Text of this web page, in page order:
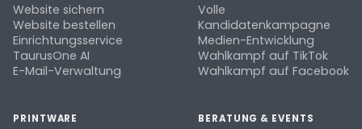
Website sichern
Website bestellen
Einrichtungsservice
TaurusOne AI
E-Mail-Verwaltung
Volle
Kandidatenkampagne
Medien-Entwicklung
Wahlkampf auf TikTok
Wahlkampf auf Facebook
PRINTWARE BERATUNG & EVENTS